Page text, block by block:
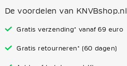
De voordelen van KNVBshop.nl
Gratis verzending* vanaf 69 euro
Gratis retourneren* (60 dagen)